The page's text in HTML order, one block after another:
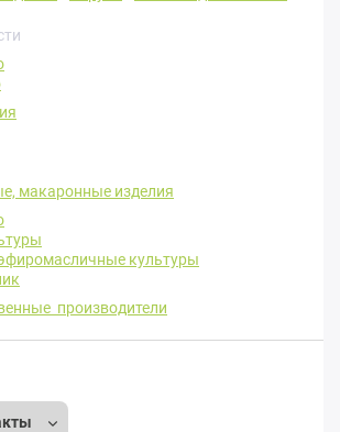
макаронные изделия
культуры
производители